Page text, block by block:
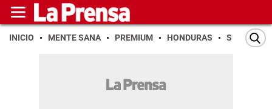
INICIO MENTE SANA PREMIUM HONDURAS SAN PEDRO